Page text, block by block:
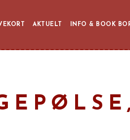
AKTUELT INFO & BOOK